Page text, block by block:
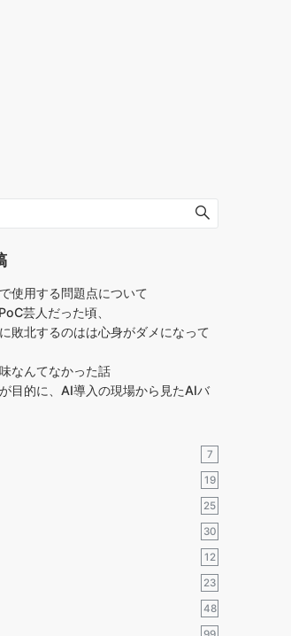
使用する問題点について
芸人だった頃、
敗北するのはは心身がダメになって
なんてなかった話
目的に、AI導入の現場から見たAIバ
7
19
25
30
12
23
48